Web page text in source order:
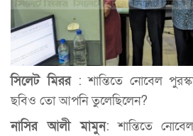
সিলেট মিরর: শান্তিতে নোবেল
ছবিও তো আপনি তুলেছিলেন?
নাসির আলী মামুন: শান্তিতে